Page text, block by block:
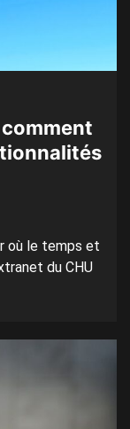
où le temps et
du CHU